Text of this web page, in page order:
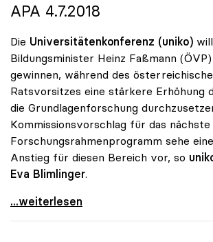
APA 4.7.2018
Die Universitätenkonferenz (uniko) will
Bildungsminister Heinz Faßmann
gewinnen, während des
Ratsvorsitzes eine stärkere Erhöhung
die Grundlagenforschung
Kommissionsvorschlag für das nächste
Forschungsrahmenprogramm sehe
Anstieg für diesen Bereich vor, so
Eva Blimlinger.
EU-Forschung: Unis wollen Fassmann
...weiterlesen